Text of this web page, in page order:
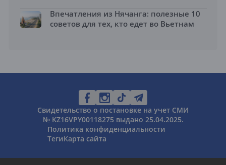
Впечатления из Нячанга: полезные 10
советов для тех, кто едет во Вьетнам
Свидетельство о постановке на учет СМИ
№ KZ16VPY00118275 выдано 25.04.2025.
Политика конфиденциальности
ТегиКарта сайта